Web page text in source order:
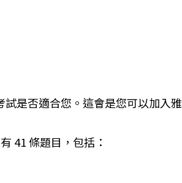
是否適合您。這會是您可以加入雅
41 條題目，包括：